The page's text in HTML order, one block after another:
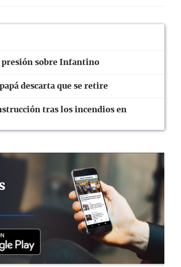
presión sobre Infantino
descarta que se retire
tras los incendios en